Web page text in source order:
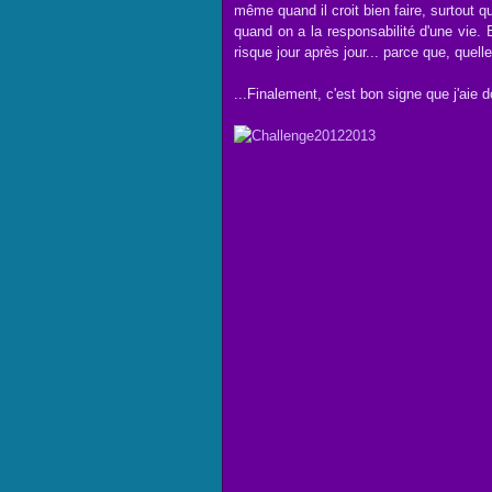
même quand il croit bien faire, surtout
quand on a la responsabilité d'une vie.
risque jour après jour... parce que,
...Finalement, c'est bon signe que j'aie